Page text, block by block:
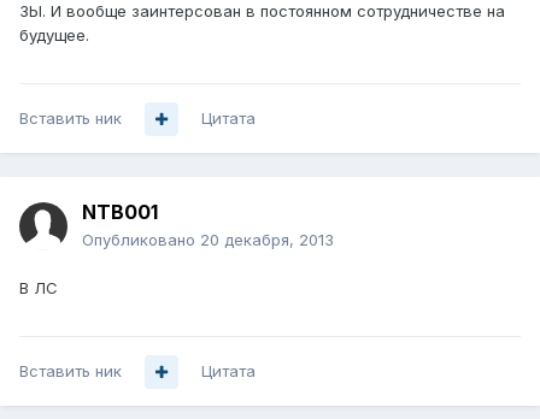
ЗЫ. И вообще заинтерсован в постоянном сотрудничестве на
будущее.
Вставить ник Цитата
NTB001
Опубликовано 20 декабря, 2013
В ЛС
Вставить ник Цитата